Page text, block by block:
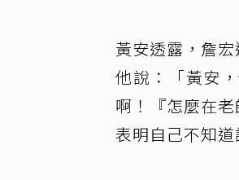
黃安透露，詹
他說：「黃安
啊！『怎麼在
表明自己不知